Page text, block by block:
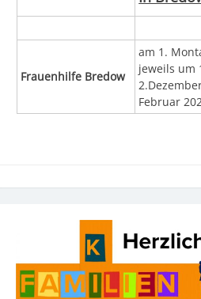
Frauenhilfe Bredow
am 1.
jeweils um
Februar